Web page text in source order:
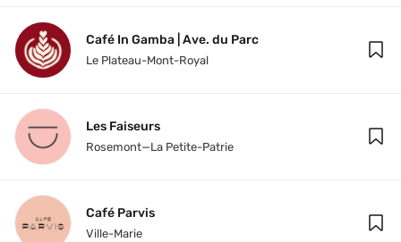
Café In Gamba | Ave. du Parc
Le Plateau-Mont-Royal
Les Faiseurs
Rosemont—La Petite-Patrie
Café Parvis
Ville-Marie